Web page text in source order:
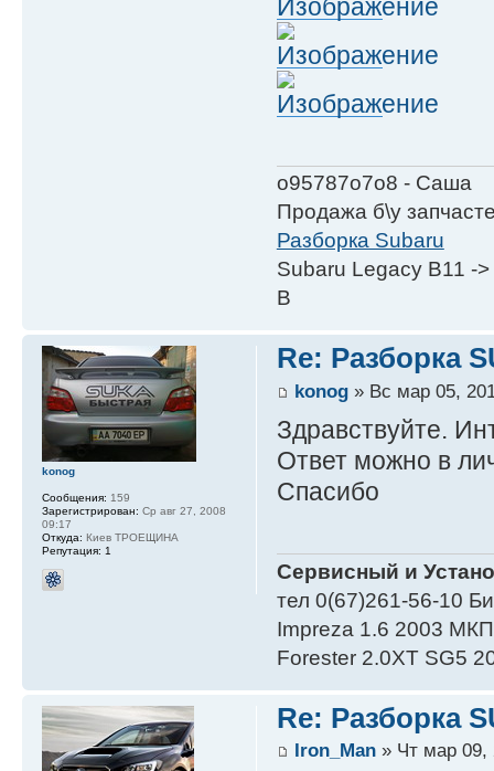
о95787о7о8 - Саша
Продажа б\у
Разборка Subaru
Subaru Legacy B11 -
B
Re: Разборка
konog» Вс мар 05,
Здравствуйте.
Ответ можно в
Спасибо
Сервисный и
тел 0(67)261-56-10
Impreza 1.6 2003
Forester 2.0XT SG5
konog
Сообщения: 159
Зарегистрирован: Ср авг 27, 2008
09:17
Откуда: Киев ТРОЕЩИНА
Репутация: 1
Re: Разборка
Iron_Man» Чт мар 09,